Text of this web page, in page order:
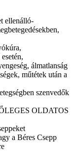
ellenálló-
álmatlanság
műtétek után a
szenvedők
OLDATOS
a Béres Csepp